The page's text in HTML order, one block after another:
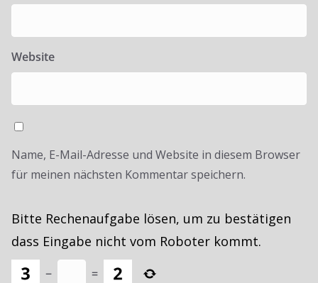
Website
Name, E-Mail-Adresse und Website in diesem Browser
für meinen nächsten Kommentar speichern.
Bitte Rechenaufgabe lösen, um zu bestätigen
dass Eingabe nicht vom Roboter kommt.
− =